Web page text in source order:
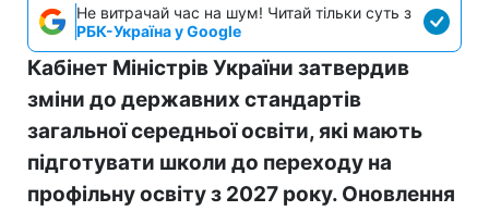
Не витрачай час на шум! Читай тільки суть з
РБК-Україна у Google
Кабінет Міністрів України затвердив
зміни до державних стандартів
загальної середньої освіти, які мають
підготувати школи до переходу на
профільну освіту з 2027 року. Оновлення